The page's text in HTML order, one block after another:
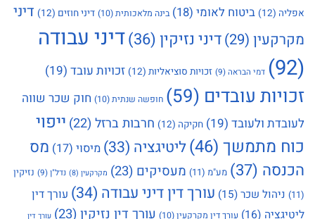
אפליה (12) ביטוח לאומי (18) בינה מלאכותית(10) דיני חוזים (12)
דיני
מקרקעין (29) דיני נזיקין (36)
דיני עבודה
(92)
דמי הבראה(9) זכויות סוציאליות (12) זכויות עובד (19)
זכויות עובדים (59) חופשה שנתית(10)
חוק שכר שווה
לעובדת ולעובד (19) חקיקה (12) חרבות ברזל (22)
ייפוי
כוח מתמשך (46) ליטיגציה (33) מיסוי (17)
מס
הכנסה (37) מע"מ (11) מעסיקים (23) מקרקעין (8) נדל"ן(9)
נזיקין
(11)
ניהול שכר(15) עורך דין דיני עבודה (34)
עורך דין
ליטיגציה (16) עורך דין מקרקעין(10) עורך דין נזיקין(23) עורך דין